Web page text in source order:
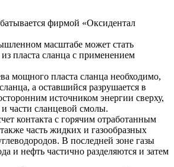
фирмой «Оксидентал
масштабе может стать
пласта сланца с применением
мощного пласта сланца необходимо,
а оставшийся разрушается в
источником энергии сверху,
и части сланцевой смолы.
контакта с горячим отработанным
часть жидких и газообразных
В последней зоне газы
и нефть частично разделяются и затем